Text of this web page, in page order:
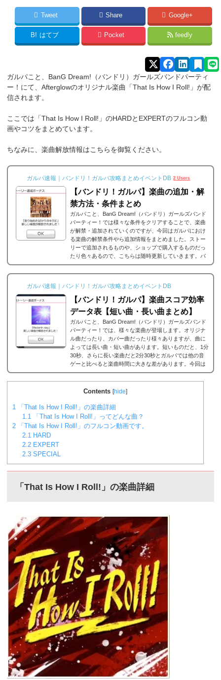
Tweet Share Google+
B! はてブ Pocket feedly
ガルパこと、BanG Dream!（バンドリ）ガールズバンドパーティ
ー！にて、Afterglowのオリジナル楽曲「That Is How I Roll!」が配
信されます。
ここでは「That Is How I Roll!」のHARDとEXPERTのフルコン動
画やコツをまとめています。
ちなみに、楽曲解放情報はこちらを御覧ください。
ガルパ速報｜バンドリ！ガルパ攻略まとめイベントDB 2 Users
【バンドリ！ガルパ】楽曲の追加・解
禁方法・条件まとめ
ガルパこと、BanG Dream!（バンドリ）ガールズバンド
パーティー！では様々な条件をクリアすることで、楽曲
が解禁・追加されていくのですが、今回はガルパにおけ
る楽曲の解禁条件やら追加情報をまとめました。ストー
リーで追加されるものや、ショップで購入するものだっ
たり色々あるので、こちらは随時更新していきます。バ
ンドリ/ガルパの楽曲の追加・解禁方法一覧それでは、バ
ンドリ/ガルパに於ける楽曲の追加・解禁方法一覧です。
り、いろいろな条件があると思うのですが、それぞれ...
ガルパ速報｜バンドリ！ガルパ攻略まとめイベントDB
【バンドリ！ガルパ】楽曲スコア効率
データ表【短い曲・長い曲まとめ】
ガルパこと、BanG Dream!（バンドリ）ガールズバンド
パーティー！では、様々な楽曲が登場します。オリジナ
ル曲だったり、カバー曲だったり様々ありますが、曲に
よっては長い曲・短い曲があります。短いものだと、1分
30秒、さらに長い楽曲だと2分30秒とガルパでは他の音
ゲーと比べると楽曲時間に大きな差があります。今回は
ガルパに登場する楽曲の長い曲、短い曲のまとめや、イ
ベント周回におすすめの楽曲などをまとめました。楽曲
別スコア効率表(協力ライブ) ↓別タブで見る場合はこち
Contents [hide]
1 「That Is How I Roll!」の楽曲詳細
1.1 「That Is How I Roll!」ってどんな曲？
2 「That Is How I Roll!」のフルコン動画です。
2.1 HARD
2.2 EXPERT
2.3 SPECIAL
「That Is How I Roll!」の楽曲詳細